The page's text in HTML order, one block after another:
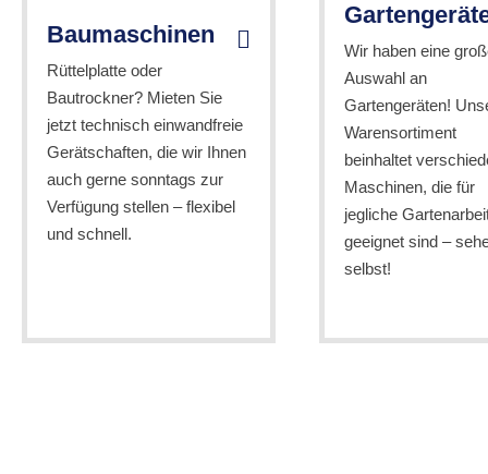
Baumaschinen
Rüttelplatte oder
Bautrockner? Mieten Sie
jetzt technisch einwandfreie
Gerätschaften, die wir Ihnen
auch gerne sonntags zur
Verfügung stellen – flexibel
und schnell.
Wir haben eine
Auswahl an
Gartengeräten!
Warensortiment
beinhaltet
Maschinen, die für
jegliche
geeignet sind –
selbst!